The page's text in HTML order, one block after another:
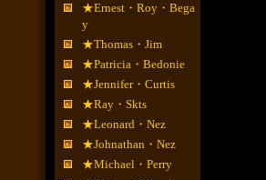
★Ernest・Roy・Bega
y
★Thomas・Jim
★Patricia・Bedonie
★Jennifer・Curtis
★Ray・Skts
★Leonard・Nez
★Johnathan・Nez
★Michael・Perry